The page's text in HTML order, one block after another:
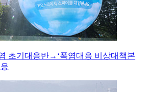
초기대응반→‘폭염대응 비상대책본